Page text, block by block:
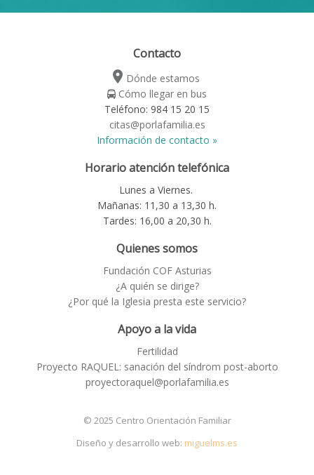
Contacto
place Dónde estamos
Cómo llegar en bus
Teléfono: 984 15 20 15
citas@porlafamilia.es
Información de contacto »
Horario atención telefónica
Lunes a Viernes.
Mañanas: 11,30 a 13,30 h.
Tardes: 16,00 a 20,30 h.
Quienes somos
Fundación COF Asturias
¿A quién se dirige?
¿Por qué la Iglesia presta este servicio?
Apoyo a la vida
Fertilidad
Proyecto RAQUEL: sanación del síndrom post-aborto
proyectoraquel@porlafamilia.es
© 2025 Centro Orientación Familiar
Diseño y desarrollo web: miguelms.es